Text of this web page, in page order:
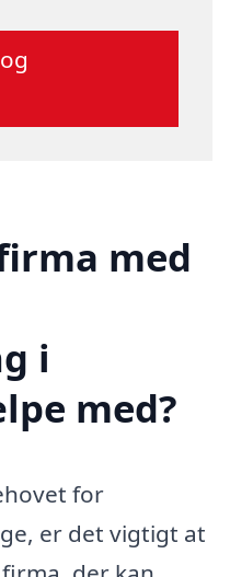
med
i
med?
for
er det vigtigt at